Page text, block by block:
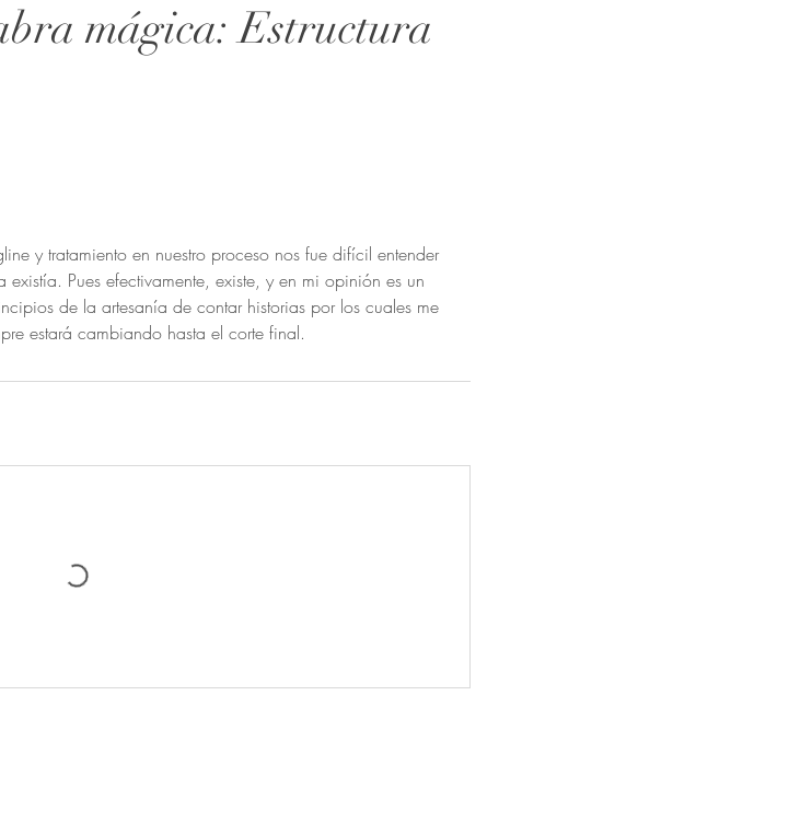
mágica: Estructura
y tratamiento en nuestro proceso nos fue difícil entender
Pues efectivamente, existe, y en mi opinión es un
de la artesanía de contar historias por los cuales me
estará cambiando hasta el corte final.